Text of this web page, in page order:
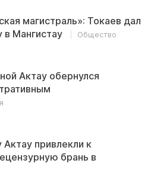
магистраль»: Токаев дал
в Мангистау
Общество
Актау обернулся
привлекли к
брань в